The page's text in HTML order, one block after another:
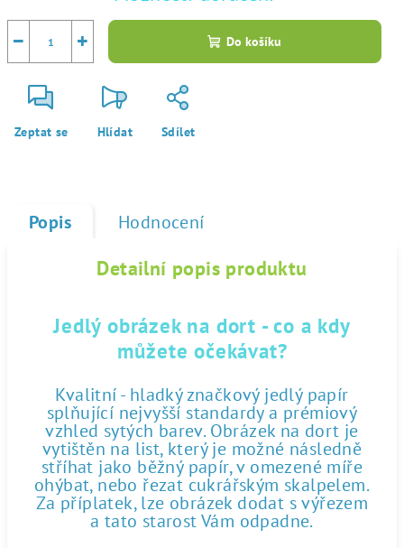
+
− Do košíku
Zeptat se Hlídat Sdílet
Popis Hodnocení
Detailní popis produktu
Jedlý obrázek na dort - co a kdy
můžete očekávat?
Kvalitní - hladký značkový jedlý papír
splňující nejvyšší standardy a prémiový
vzhled sytých barev. Obrázek na dort je
vytištěn na list, který je možné následně
stříhat jako běžný papír, v omezené míře
ohýbat, nebo řezat cukrářským skalpelem.
Za příplatek, lze obrázek dodat s výřezem
a tato starost Vám odpadne.